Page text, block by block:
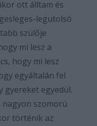
ott álltam és
legutolsó
szülője
mi lesz a
hogy mi lesz
egyáltalán fel
gyereket egyedül.
nagyon szomorú
történik az